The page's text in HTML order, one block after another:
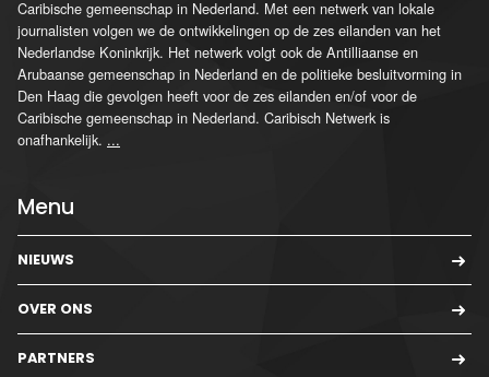
Caribische gemeenschap in Nederland. Met een netwerk van lokale
journalisten volgen we de ontwikkelingen op de zes eilanden van het
Nederlandse Koninkrijk. Het netwerk volgt ook de Antilliaanse en
Arubaanse gemeenschap in Nederland en de politieke besluitvorming in
Den Haag die gevolgen heeft voor de zes eilanden en/of voor de
Caribische gemeenschap in Nederland. Caribisch Netwerk is
onafhankelijk. ...
Menu
NIEUWS
OVER ONS
PARTNERS